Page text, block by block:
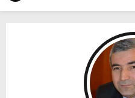
Lokantasını Ziyaret Etti